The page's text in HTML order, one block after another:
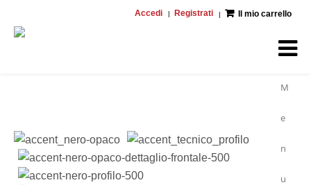
Accedi Registrati Il mio carrello
M
e
n
u